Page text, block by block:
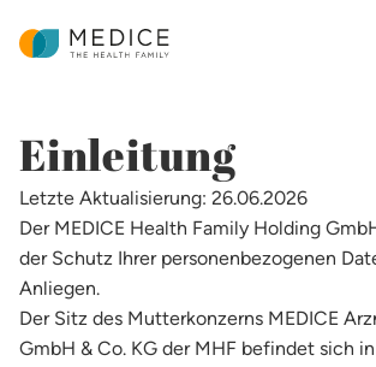
Zur Startseite
​​​​Einleitung​
Letzte Aktualisierung: 26.06.2026
Der MEDICE Health Family Holding
der Schutz Ihrer personenbezogenen
Anliegen.
Der Sitz des Mutterkonzerns MEDICE
GmbH & Co. KG der MHF befindet sich